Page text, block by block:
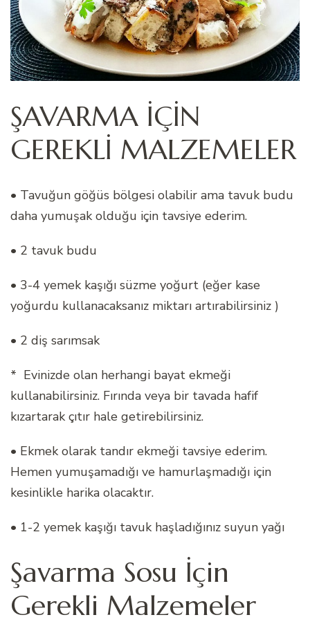
ŞAVARMA İÇİN
GEREKLİ MALZEMELER
• Tavuğun göğüs bölgesi olabilir ama tavuk budu
daha yumuşak olduğu için tavsiye ederim.
• 2 tavuk budu
• 3-4 yemek kaşığı süzme yoğurt (eğer kase
yoğurdu kullanacaksanız miktarı artırabilirsiniz )
• 2 diş sarımsak
* Evinizde olan herhangi bayat ekmeği
kullanabilirsiniz. Fırında veya bir tavada hafif
kızartarak çıtır hale getirebilirsiniz.
• Ekmek olarak tandır ekmeği tavsiye ederim.
Hemen yumuşamadığı ve hamurlaşmadığı için
kesinlikle harika olacaktır.
• 1-2 yemek kaşığı tavuk haşladığınız suyun yağı
Şavarma Sosu İçin
Gerekli Malzemeler